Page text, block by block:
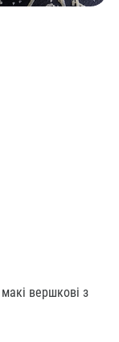
вершкові з